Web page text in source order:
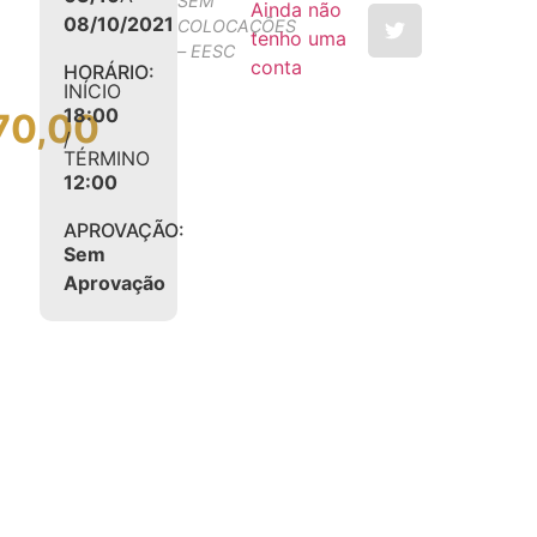
08/10/2021
HORÁRIO:
INÍCIO
18:00
/
TÉRMINO
12:00
APROVAÇÃO:
Sem
Aprovação
COLOCAÇÕES
– EESC
Ainda não
tenho uma
conta